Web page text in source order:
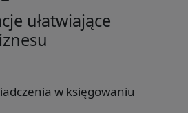
ułatwiające
w księgowaniu